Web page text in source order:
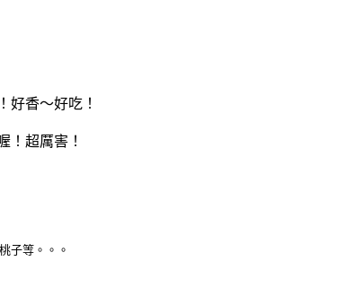
好香～好吃！
！超厲害！
子等。。。